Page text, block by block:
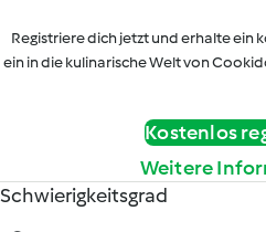
Registriere dich jetzt und erhalte ein
ein in die kulinarische Welt von
Kostenlos
Weitere
Schwierigkeitsgrad